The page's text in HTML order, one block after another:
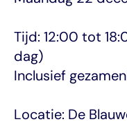
Tijd: 12:00 tot
dag)
Inclusief
Locatie: De